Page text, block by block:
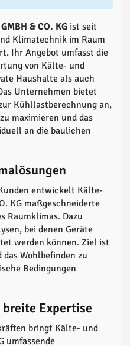
& CO. KG ist seit
Klimatechnik im Raum
Ihr Angebot umfasst die
von Kälte- und
Haushalte als auch
Unternehmen bietet
Kühllastberechnung an,
maximieren und das
an die baulichen
entwickelt Kälte-
KG maßgeschneiderte
Raumklimas. Dazu
bei denen Geräte
werden können. Ziel ist
Wohlbefinden zu
Bedingungen
breite Expertise
bringt Kälte- und
umfassende